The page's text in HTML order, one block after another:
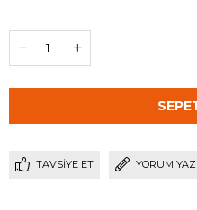
TAVSIYE ET YORUM YAZ